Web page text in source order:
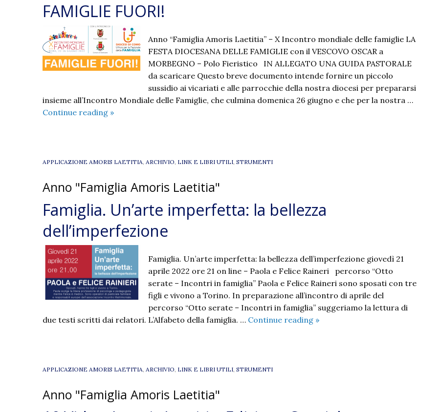
FAMIGLIE FUORI!
Anno “Famiglia Amoris Laetitia” – X Incontro mondiale delle famiglie LA
FESTA DIOCESANA DELLE FAMIGLIE con il VESCOVO OSCAR a
MORBEGNO – Polo Fieristico IN ALLEGATO UNA GUIDA PASTORALE
da scaricare Questo breve documento intende fornire un piccolo
sussidio ai vicariati e alle parrocchie della nostra diocesi per prepararsi
insieme all’Incontro Mondiale delle Famiglie, che culmina domenica 26 giugno e che per la nostra …
Continue reading FAMIGLIE
»
APPLICAZIONE AMORIS LAETITIA, ARCHIVIO, LINK E LIBRI UTILI, STRUMENTI
Anno "Famiglia Amoris Laetitia"
Famiglia. Un’arte imperfetta: la bellezza
dell’imperfezione
Famiglia. Un’arte imperfetta: la bellezza dell’imperfezione giovedì 21
aprile 2022 ore 21 on line – Paola e Felice Raineri percorso “Otto
serate – Incontri in famiglia” Paola e Felice Raineri sono sposati con tre
figli e vivono a Torino. In preparazione all’incontro di aprile del
percorso “Otto serate – Incontri in famiglia” suggeriamo la lettura di
due testi scritti dai relatori. L’Alfabeto della famiglia. … Continue reading Famiglia.
»
APPLICAZIONE AMORIS LAETITIA, ARCHIVIO, LINK E LIBRI UTILI, STRUMENTI
Anno "Famiglia Amoris Laetitia"